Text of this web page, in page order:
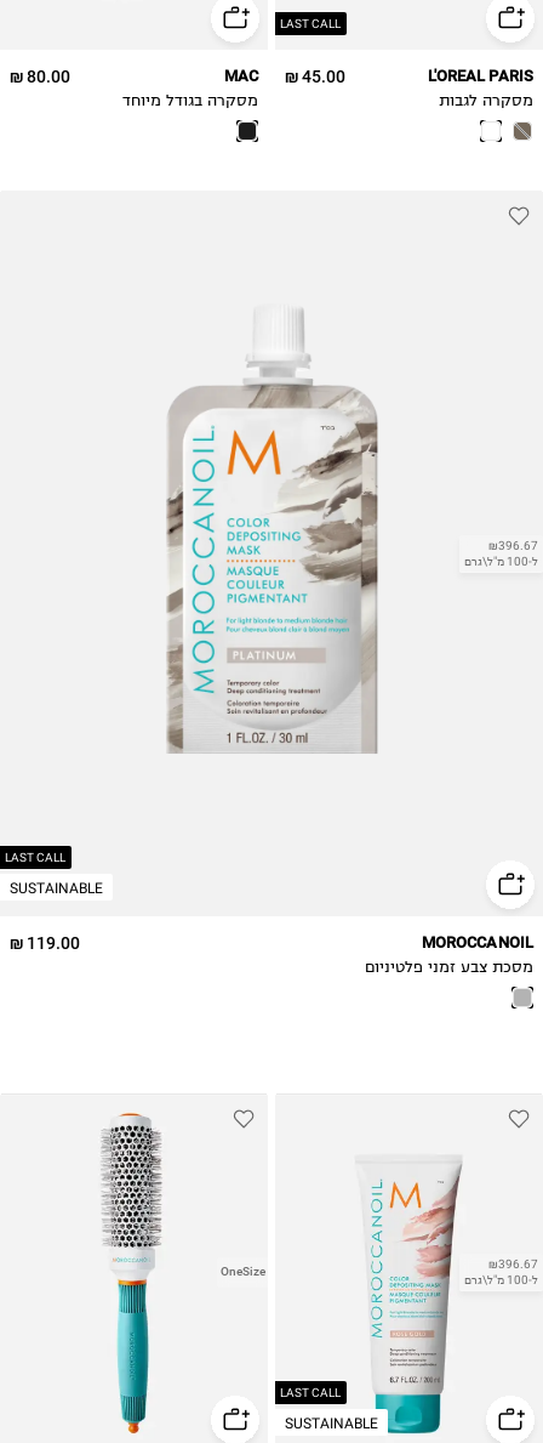
LAST CALL
45.00 ₪ L'OREAL PARIS
מסקרה לגבות
80.00 ₪ MAC
מסקרה בגודל מיוחד
LAST CALL
SUSTAINABLE
₪396.67
ל-100 מ"ל\גרם
119.00 ₪ MOROCCANOIL
מסכת צבע זמני פלטיניום
LAST CALL
SUSTAINABLE
₪396.67
ל-100 מ"ל\גרם
OneSize